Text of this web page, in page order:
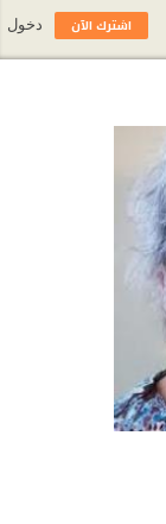
اشترك الآن دخول